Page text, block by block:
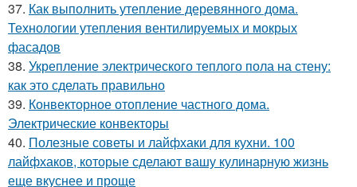
37. Как выполнить утепление деревянного дома.
Технологии утепления вентилируемых и мокрых
фасадов
38. Укрепление электрического теплого пола на стену:
как это сделать правильно
39. Конвекторное отопление частного дома.
Электрические конвекторы
40. Полезные советы и лайфхаки для кухни. 100
лайфхаков, которые сделают вашу кулинарную жизнь
еще вкуснее и проще